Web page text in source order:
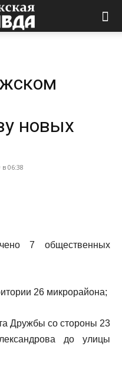
новых
в 06:38
7 общественных
26 микрорайона;
Дружбы со стороны 23
до улицы